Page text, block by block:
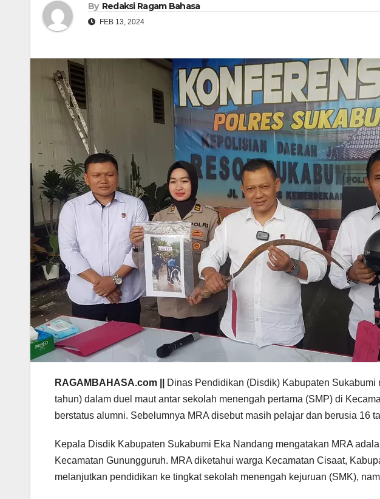
By Redaksi Ragam Bahasa
FEB 13, 2024
RAGAMBAHASA.com ||
Dinas Pendidikan (Disdik) Kabupaten
tahun) dalam duel maut antar sekolah menengah pertama (SMP) di
berstatus alumni. Sebelumnya MRA disebut masih pelajar dan berusia 16
Kepala Disdik Kabupaten Sukabumi Eka Nandang mengatakan MRA
Kecamatan Gunungguruh. MRA diketahui warga Kecamatan Cisaat,
melanjutkan pendidikan ke tingkat sekolah menengah kejuruan (SMK),